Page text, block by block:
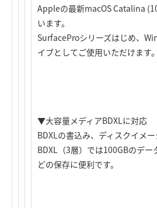
Appleの最新macOS Catalina
います。
SurfaceProシリーズはじめ、
イブとしてご使用いただけます。
▼大容量メディアBDXLに対応
BDXLの書込み、ディスクイメ
BDXL（3層）では100GBのデ
どの保存に便利です。